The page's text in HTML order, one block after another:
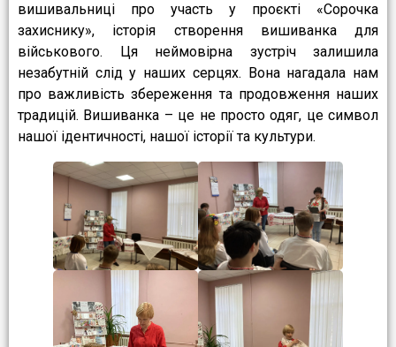
вишивальниці про участь у проєкті «Сорочка
захиснику», історія створення вишиванка для
військового. Ця неймовірна зустріч залишила
незабутній слід у наших серцях. Вона нагадала нам
про важливість збереження та продовження наших
традицій. Вишиванка – це не просто одяг, це символ
нашої ідентичності, нашої історії та культури.